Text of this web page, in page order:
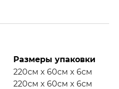
Размеры упаковки
220см x 60см x 6см
220см x 60см x 6см